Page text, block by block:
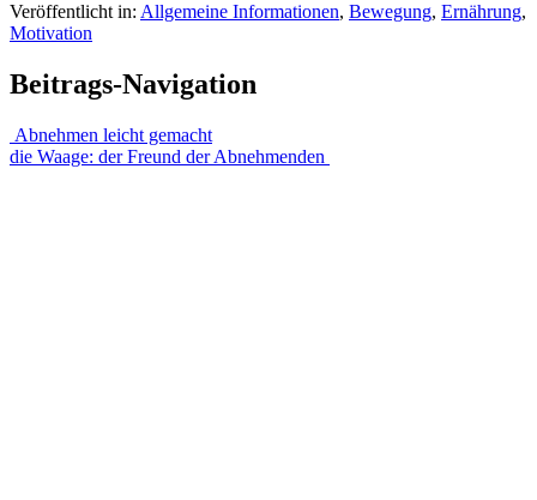
Veröffentlicht in: Allgemeine Informationen, Bewegung, Ernährung,
Motivation
Beitrags-Navigation
Abnehmen leicht gemacht
die Waage: der Freund der Abnehmenden